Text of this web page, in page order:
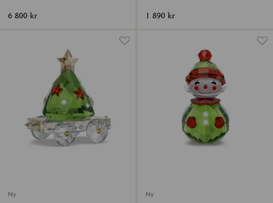
6 800 kr 1 890 kr
Ny Ny